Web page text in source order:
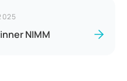
NIMM